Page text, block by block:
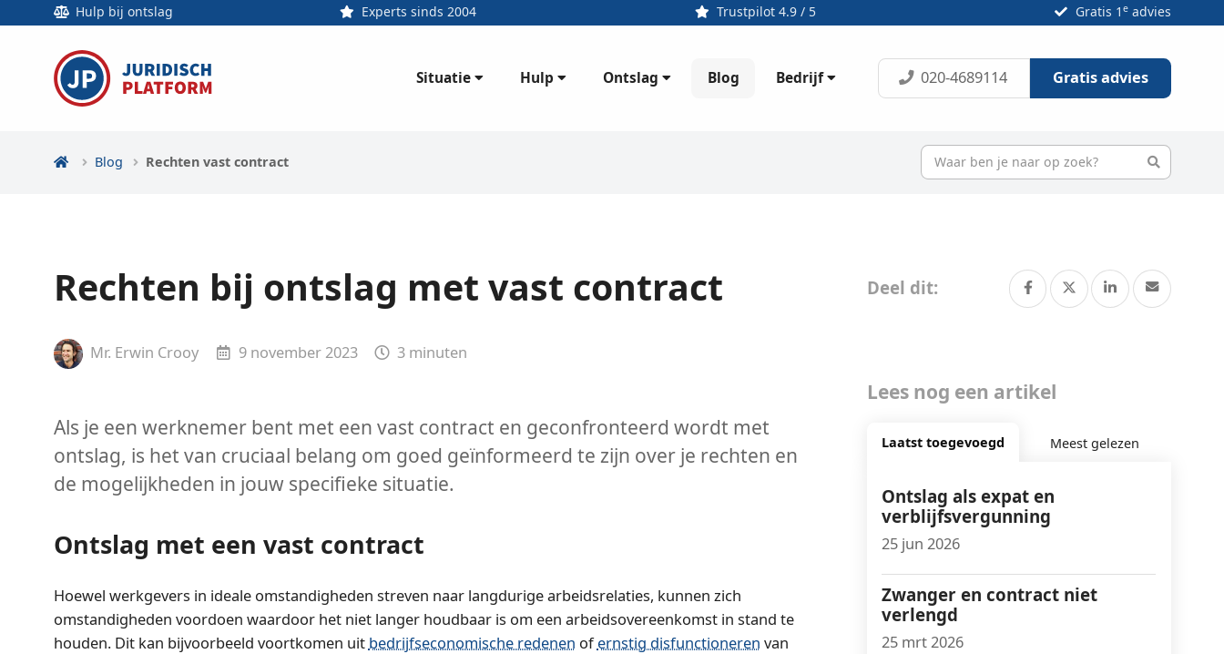
Hulp bij ontslag Experts sinds 2004 Trustpilot 4.9 / 5 Gratis 1 eadvies
Situatie Hulp Ontslag Blog Bedrijf 020-4689114 Gratis advies
Blog Rechten vast contract
Rechten bij ontslag met vast contract
Mr. Erwin Crooy 9 november 2023 3 minuten
Als je een werknemer bent met een vast contract en geconfronteerd wordt met
ontslag, is het van cruciaal belang om goed geïnformeerd te zijn over je rechten en
de mogelijkheden in jouw specifieke situatie.
Ontslag met een vast contract
Hoewel werkgevers in ideale omstandigheden streven naar langdurige arbeidsrelaties, kunnen zich
omstandigheden voordoen waardoor het niet langer houdbaar is om een arbeidsovereenkomst in stand te
houden. Dit kan bijvoorbeeld voortkomen uit bedrijfseconomische redenen ofernstig disfunctioneren van
Deel dit:
Lees nog een artikel
Laatst toegevoegd Meest gelezen
Ontslag als expat en
verblijfsvergunning
25 jun 2026
Zwanger en contract niet
verlengd
25 mrt 2026